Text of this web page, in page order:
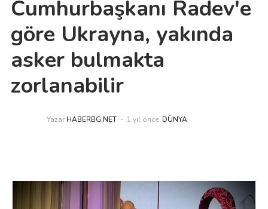
Cumhurbaşkanı Radev'e
göre Ukrayna, yakında
asker bulmakta
zorlanabilir
Yazar HABERBG.NET 1 yıl önce DÜNYA